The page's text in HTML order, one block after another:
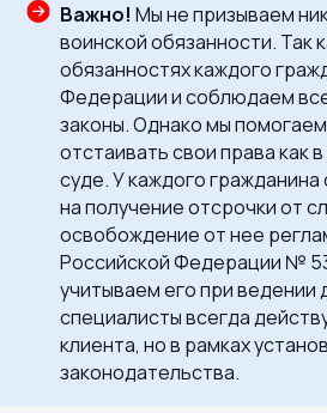
Важно! Мы не призываем
воинской обязанности. Так
обязанностях каждого
Федерации и соблюдаем
законы. Однако мы
отстаивать свои права как
суде. У каждого
на получение отсрочки от
освобождение от нее
Российской Федерации №
учитываем его при ведении
специалисты всегда
клиента, но в рамках
законодательства.